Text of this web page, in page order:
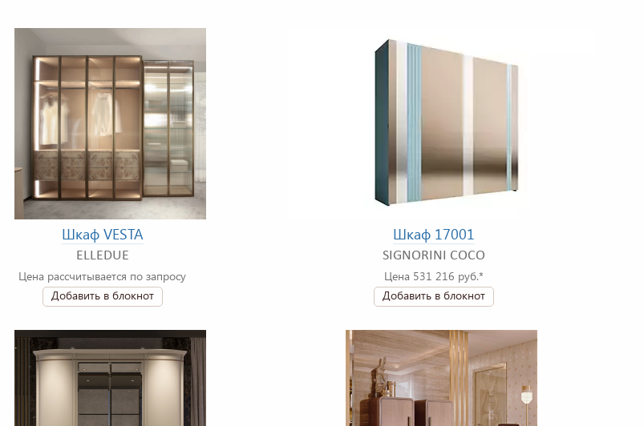
Шкаф VESTA
ELLEDUE
Цена рассчитывается по запросу
Добавить в блокнот
Шкаф 17001
SIGNORINI COCO
Цена 531 216 руб.*
Добавить в блокнот